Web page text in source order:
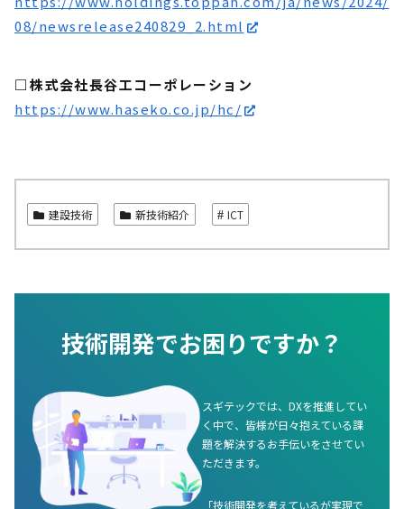
08/newsrelease240829_2.html
□株式会社長谷工コーポレーション
https://www.haseko.co.jp/hc/
建設技術 新技術紹介 ICT
技術開発でお困りですか？
スギテックでは、DXを推進してい
く中で、皆様が日々抱えている課
題を解決するお手伝いをさせてい
ただきます。
「技術開発を考えているが実現で